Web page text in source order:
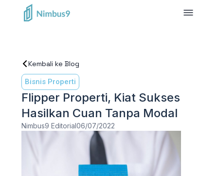
Kembali ke Blog
Bisnis Properti
Flipper Properti, Kiat Sukses
Hasilkan Cuan Tanpa Modal
Nimbus9 Editorial06/07/2022